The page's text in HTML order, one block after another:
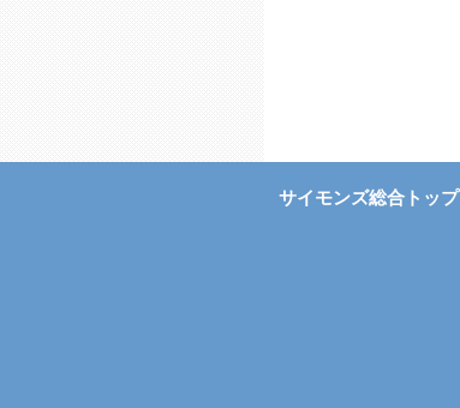
サイモンズ総合トップ